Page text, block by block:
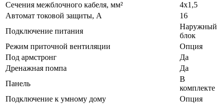
Сечения межблочного кабеля, мм²
4x1,5
Автомат токовой защиты, A
16
Подключение питания
Наружный
блок
Режим приточной вентиляции
Опция
Под армстронг
Да
Дренажная помпа
Да
Панель
В
комплекте
Подключение к умному дому
Опция